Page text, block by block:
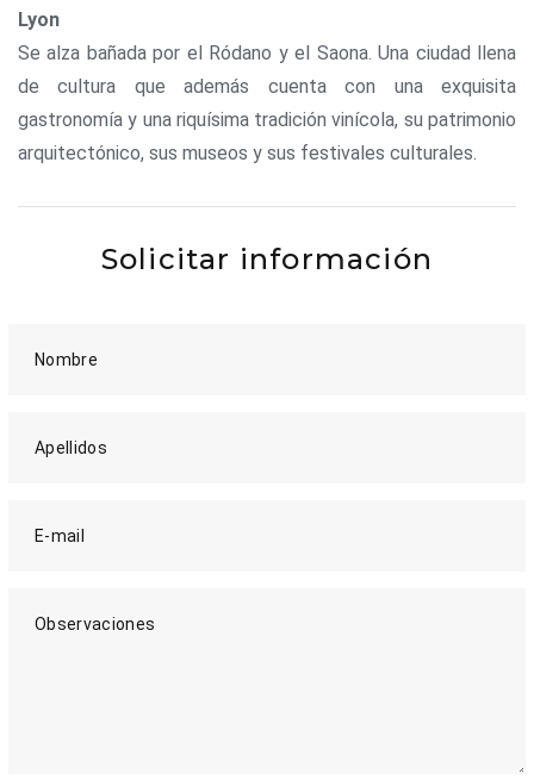
Lyon
Se alza bañada por el Ródano y el Saona. Una ciudad llena
de cultura que además cuenta con una exquisita
gastronomía y una riquísima tradición vinícola, su patrimonio
arquitectónico, sus museos y sus festivales culturales.
Solicitar información
Nombre
Apellidos
E-mail
Observaciones